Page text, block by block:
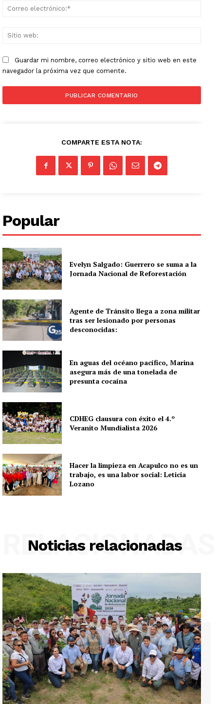
Guardar mi nombre, correo electrónico y sitio web en este
navegador la próxima vez que comente.
COMPARTE ESTA NOTA:
Popular
Evelyn Salgado: Guerrero se suma a la
Jornada Nacional de Reforestación
Agente de Tránsito llega a zona militar
tras ser lesionado por personas
desconocidas:
En aguas del océano pacífico, Marina
asegura más de una tonelada de
presunta cocaína
CDHEG clausura con éxito el 4.º
Veranito Mundialista 2026
Hacer la limpieza en Acapulco no es un
trabajo, es una labor social: Leticia
Lozano
Noticias relacionadas
RELACIONADAS